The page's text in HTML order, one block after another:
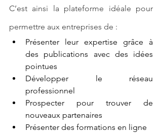
C’est ainsi la plateforme idéale pour
permettre aux entreprises de :
Présenter leur expertise grâce à
des publications avec des idées
pointues
Développer le réseau
professionnel
Prospecter pour trouver de
nouveaux partenaires
Présenter des formations en ligne